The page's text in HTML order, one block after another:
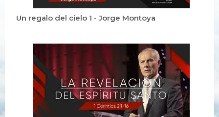
Un regalo del cielo 1 - Jorge Montoya